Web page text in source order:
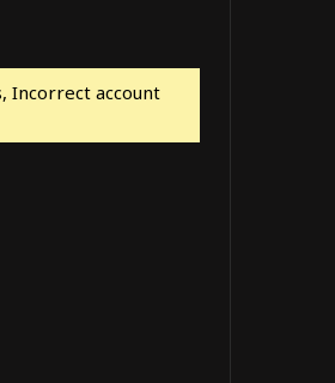
Incorrect account